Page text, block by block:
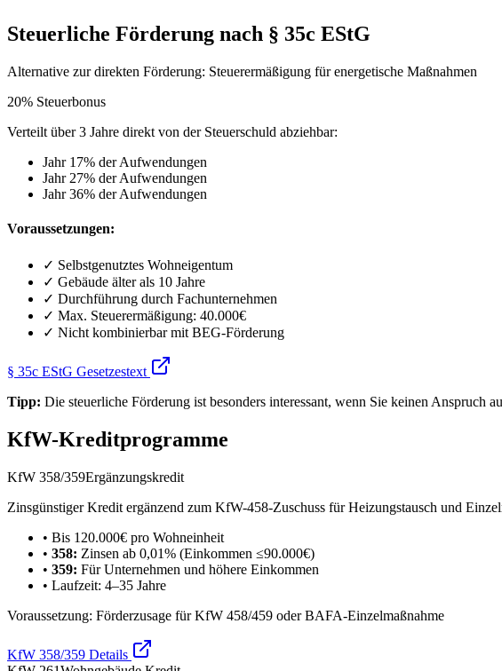
Steuerliche Förderung nach § 35c EStG
Alternative zur direkten Förderung: Steuerermäßigung für energetische Maßnahmen
20% Steuerbonus
Verteilt über 3 Jahre direkt von der Steuerschuld abziehbar:
Jahr 1 7% der Aufwendungen
Jahr 27% der Aufwendungen
Jahr 36% der Aufwendungen
Voraussetzungen:
✓ Selbstgenutztes Wohneigentum
✓ Gebäude älter als 10 Jahre
✓ Durchführung durch Fachunternehmen
✓ Max. Steuerermäßigung: 40.000€
✓ Nicht kombinierbar mit BEG-Förderung
§ 35c EStG Gesetzestext
Tipp: Die steuerliche Förderung ist besonders interessant, wenn Sie keinen Anspruch
KfW-Kreditprogramme
KfW 358/359Ergänzungskredit
Zinsgünstiger Kredit ergänzend zum KfW-458-Zuschuss für Heizungstausch und
• Bis 120.000€ pro Wohneinheit
• 358: Zinsen ab 0,01% (Einkommen ≤90.000€)
• 359: Für Unternehmen und höhere Einkommen
• Laufzeit: 4–35 Jahre
Voraussetzung: Förderzusage für KfW 458/459 oder BAFA-Einzelmaßnahme
KfW 358/359 Details